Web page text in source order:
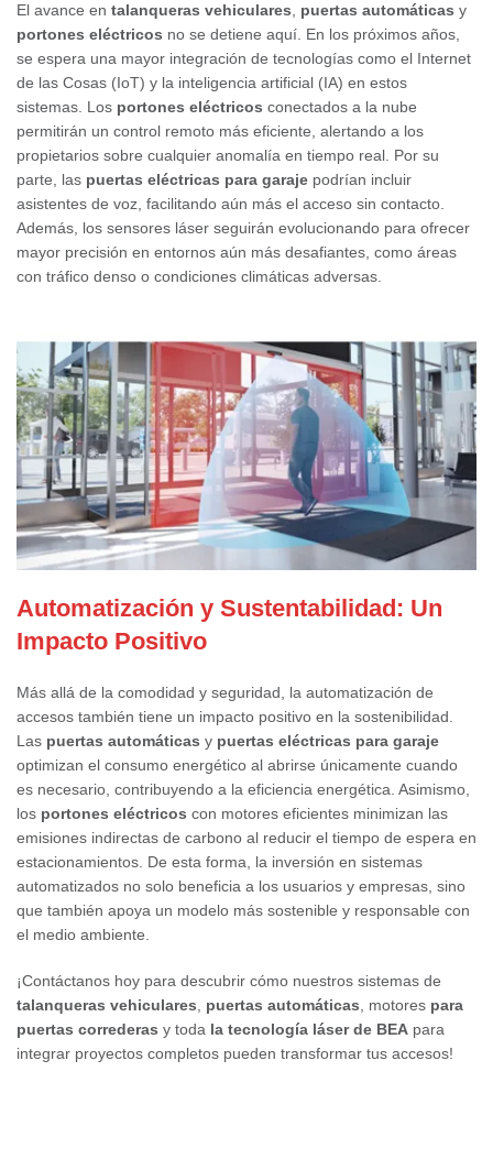
El avance en talanqueras vehiculares, puertas automáticas y
portones eléctricos no se detiene aquí. En los próximos años,
se espera una mayor integración de tecnologías como el Internet
de las Cosas (IoT) y la inteligencia artificial (IA) en estos
sistemas. Los portones eléctricos conectados a la nube
permitirán un control remoto más eficiente, alertando a los
propietarios sobre cualquier anomalía en tiempo real. Por su
parte, las puertas eléctricas para garaje podrían incluir
asistentes de voz, facilitando aún más el acceso sin contacto.
Además, los sensores láser seguirán evolucionando para ofrecer
mayor precisión en entornos aún más desafiantes, como áreas
con tráfico denso o condiciones climáticas adversas.
Automatización y Sustentabilidad: Un
Impacto Positivo
Más allá de la comodidad y seguridad, la automatización de
accesos también tiene un impacto positivo en la sostenibilidad.
Las puertas automáticas y puertas eléctricas para garaje
optimizan el consumo energético al abrirse únicamente cuando
es necesario, contribuyendo a la eficiencia energética. Asimismo,
los portones eléctricos con motores eficientes minimizan las
emisiones indirectas de carbono al reducir el tiempo de espera en
estacionamientos. De esta forma, la inversión en sistemas
automatizados no solo beneficia a los usuarios y empresas, sino
que también apoya un modelo más sostenible y responsable con
el medio ambiente.
¡Contáctanos hoy para descubrir cómo nuestros sistemas de
talanqueras vehiculares
puertas automáticas , motores para
puertas correderas y toda la tecnología láser de BEA para
integrar proyectos completos pueden transformar tus accesos!